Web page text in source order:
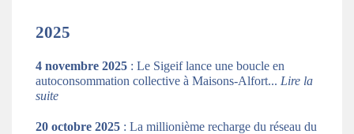
2025
4 novembre 2025 : Le Sigeif lance une boucle en
autoconsommation collective à Maisons-Alfort... Lire la
suite
20 octobre 2025 : La millionième recharge du réseau du